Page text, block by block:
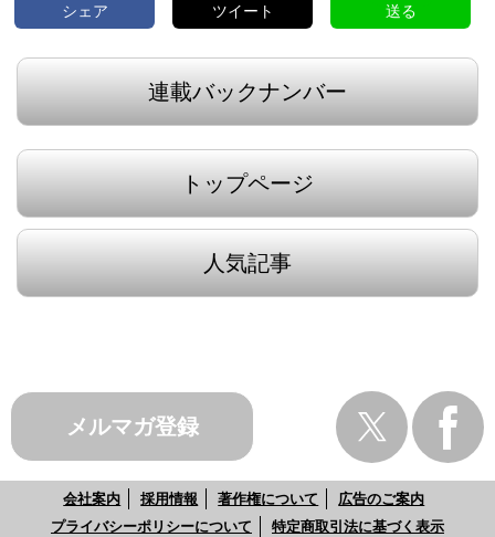
シェア ツイート 送る
連載バックナンバー
トップページ
人気記事
メルマガ登録
会社案内 採用情報 著作権について
広告のご案内
プライバシーポリシーについて
特定商取引法に基づく表示